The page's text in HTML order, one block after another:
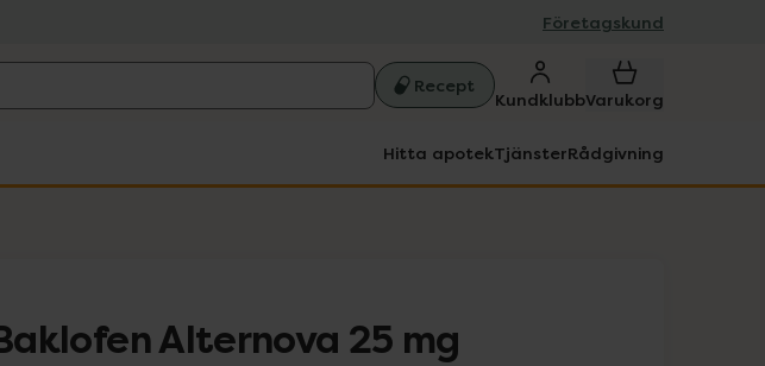
Företagskund
Recept
KundklubbVarukorg
Hitta apotekTjänsterRådgivning
Alternova 25 mg